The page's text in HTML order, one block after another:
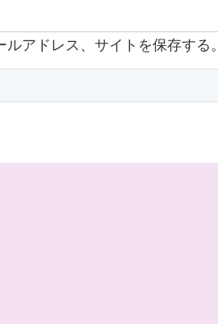
アドレス、サイトを保存する。